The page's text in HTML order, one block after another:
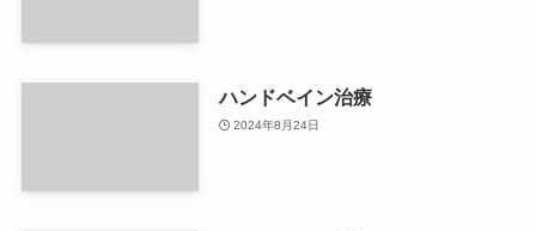
ハンドベイン治療
2024年8月24日